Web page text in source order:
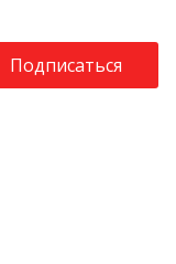
Подписаться